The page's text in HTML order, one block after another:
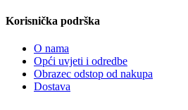
Korisnička podrška
O nama
Opći uvjeti i odredbe
Obrazec odstop od nakupa
Dostava